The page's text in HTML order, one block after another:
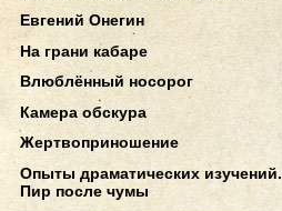
Евгений Онегин
На грани кабаре
Влюблённый носорог
Камера обскура
Жертвоприношение
Опыты драматических изучений.
Пир после чумы